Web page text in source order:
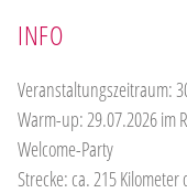
INFO
Veranstaltungszeitraum:
Warm-up: 29.07.2026 im
Welcome-Party
Strecke: ca. 215